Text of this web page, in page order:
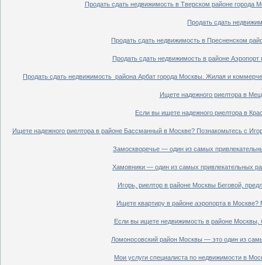
Продать сдать недвижимость в Тверском районе города
Продать сдать
Продать сдать недвижимость в Пресненском
Продать сдать недвижимость в районе
Продать сдать недвижимость района Арбат города Москвы. Жилая и
Ищете надежного риелтора в
Если вы ищете надежного риелтора в
Ищете надежного риелтора в районе Бассманный в Москве? Познакомьтесь с
Замоскворечье — один из самых
Хамовники — один из самых привлекательных
Игорь, риелтор в районе Москвы Беговой,
Ищете квартиру в районе аэропорта в
Если вы ищете недвижимость в районе Москвы,
Ломоносовский район Москвы — это один из
Мои услуги специалиста по недвижимости в